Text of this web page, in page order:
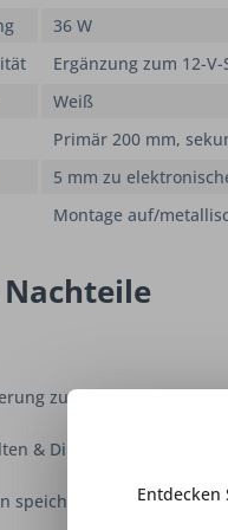
36 W
Ergänzung zum 12-
Weiß
Primär 200 mm,
5 mm zu
Montage auf/
zum Funkdimmer-
& Dimmen zusätzlicher
speichert letzteEntdecken